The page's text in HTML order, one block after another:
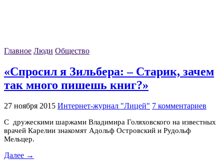
Главное Люди Общество
«Спросил я Зильбера: – Старик, зачем
так много пишешь книг?»
27 ноября 2015 Интернет-журнал "Лицей" 7 комментариев
С дружескими шаржами Владимира Голяховского на известных
врачей Карелии знакомят Адольф Островский и Рудольф
Мельцер.
Далее →